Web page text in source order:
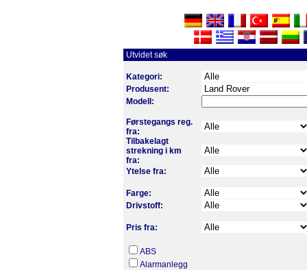
Utvidet søk
Kategori:
Produsent:
Modell:
Førstegangs reg.
fra:
Tilbakelagt
strekning i km
fra:
Ytelse fra:
Farge:
Drivstoff:
Pris fra:
ABS
Alarmanlegg